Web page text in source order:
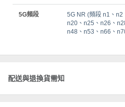
5G頻段
5G NR (頻段 n1、n2
n20、n25、n26、
n48、n53、n66、
配送與退換貨需知